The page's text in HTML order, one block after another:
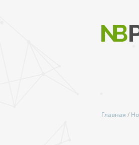
Главная /